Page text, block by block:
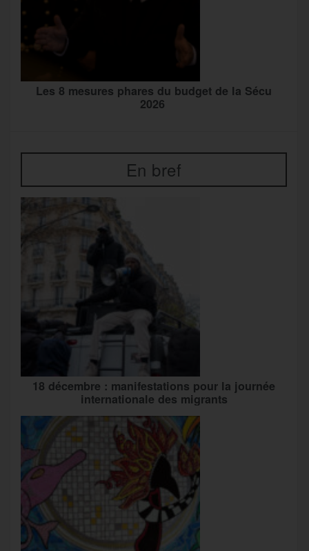
Les 8 mesures phares du budget de la Sécu
2026
En bref
18 décembre : manifestations pour la journée
internationale des migrants